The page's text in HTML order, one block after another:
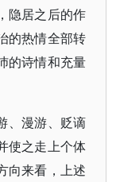
隐居之后的作
的热情全部转
的诗情和充量
、漫游、贬谪
使之走上个体
向来看，上述